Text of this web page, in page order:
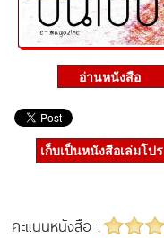
เก็บเป็นหนังสือเล่มโป
คะแนนหนังสือ :